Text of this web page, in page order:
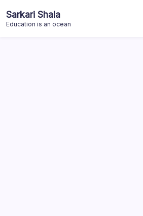
to
content
Sarkari Shala
Education is an ocean